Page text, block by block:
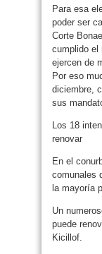
Para esa
poder ser
Corte
cumplido el
ejercen de
Por eso
diciembre,
sus
Los 18
renovar
En el
comunales
la mayoría
Un
puede
Kicillof.